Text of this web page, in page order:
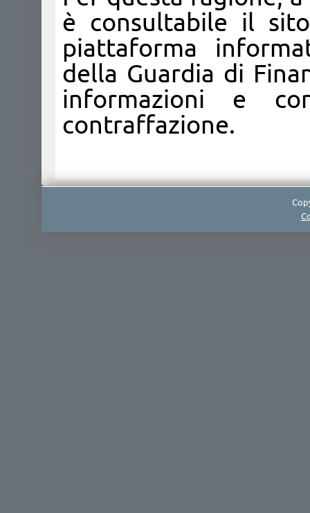
è consultabile il
piattaforma
della Guardia di
informazioni e
contraffazione.